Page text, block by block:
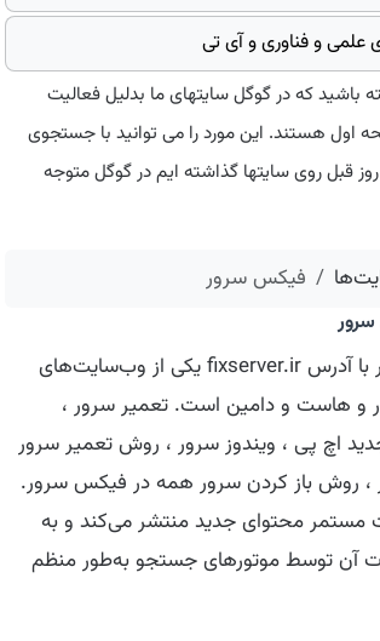
علمی و فناوری و آی تی
باشید که در گوگل سایتهای ما بدلیل فعالیت
اول هستند. این مورد را می توانید با جستجوی
قبل روی سایتها گذاشته ایم در گوگل متوجه
فیكس سرور
سایت فیكس سرور با آدرس fixserver.ir یکی از وب‌سایت‌های
و هاست و دامین است. تعمیر سرور ،
اچ پی ، ویندوز سرور ، روش تعمیر سرور
روش باز کردن سرور همه در فیکس سرور.
مستمر محتوای جدید منتشر می‌کند و به
آن توسط موتورهای جستجو به‌طور منظم